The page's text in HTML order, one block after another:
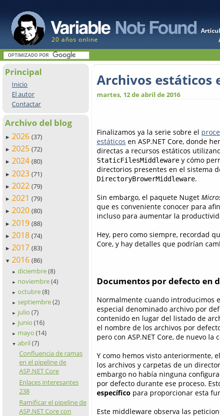
20 años online
Principal
Inicio
El autor
Contactar
Archivo del blog
► 2026 (37)
► 2025 (72)
► 2024 (80)
► 2023 (71)
► 2022 (79)
► 2021 (79)
► 2020 (80)
► 2019 (88)
► 2018 (74)
► 2017 (83)
▼ 2016 (86)
► diciembre (8)
► noviembre (4)
► octubre (8)
► septiembre (2)
► julio (7)
► junio (16)
► mayo (14)
▼ abril (7)
Confluencia de ramas
en el pipeline de
ASP.NET Core
Enlaces interesantes
238
Ramificar el pipeline de
ASP.NET Core con
Archivos estáticos
martes, 12 de abril de 2016
Finalizamos ya la serie sobre el
estáticos en ASP.NET Core, donde
directas a recursos estáticos
StaticFilesMiddleware y cómo
directorios presentes en el sistema
DirectoryBrowerMiddleware.
Sin embargo, el paquete Nuget
que es conveniente conocer para
incluso para aumentar la
Hey, pero como siempre, recordad
Core, y hay detalles que podrían
Documentos por defecto en
Normalmente cuando introducimos
especial denominado archivo por
contenido en lugar del listado de
el nombre de los archivos por
pero con ASP.NET Core, de nuevo la
Y como hemos visto anteriormente,
los archivos y carpetas de un
embargo no había ninguna
por defecto durante ese proceso.
específico para proporcionar esta
Este middleware observa las